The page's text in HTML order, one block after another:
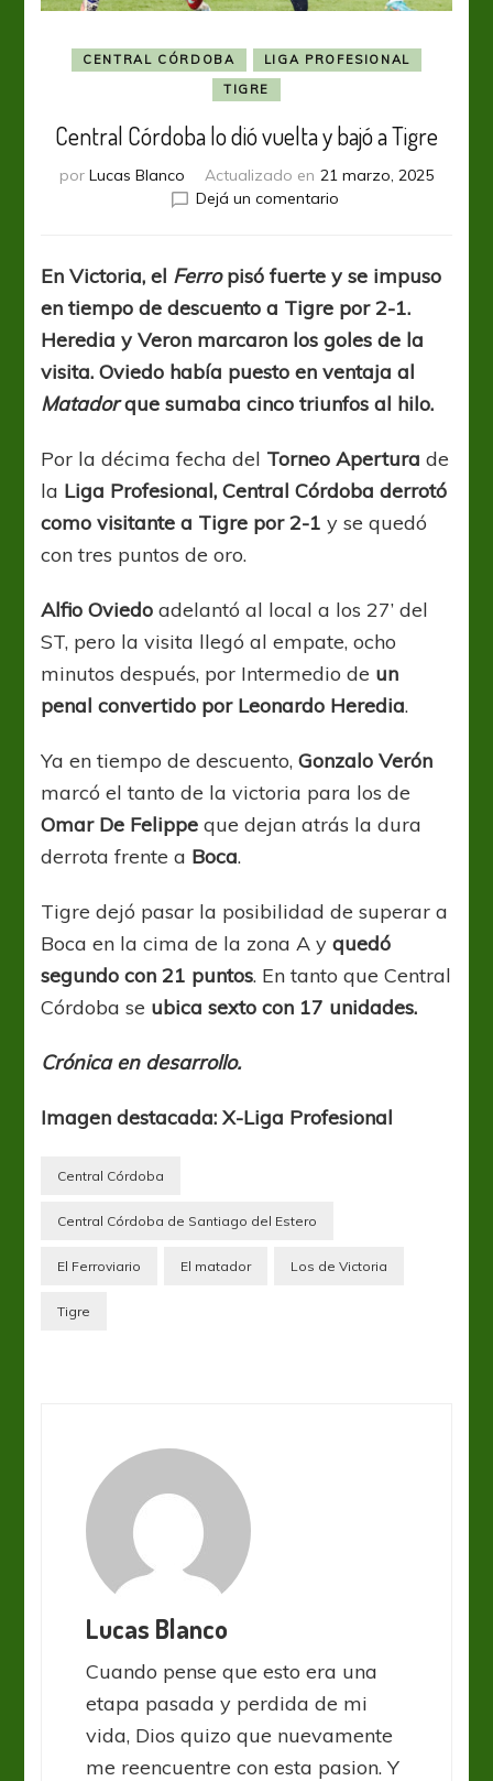
CENTRAL CÓRDOBA
LIGA PROFESIONAL
TIGRE
Central Córdoba lo dió vuelta y bajó a Tigre
por Lucas Blanco Actualizado en 21 marzo, 2025
Dejá un comentarioen
dió
vuelta
y
a
Tigre
En Victoria, el Ferropisó fuerte y se impuso
en tiempo de descuento a Tigre por 2-1.
Heredia y Veron marcaron los goles de la
visita. Oviedo había puesto en ventaja al
Matadorque sumaba cinco triunfos al hilo.
Por la décima fecha del Torneo Apertura de
la Liga Profesional, Central Córdoba derrotó
como visitante a Tigre por 2-1y se quedó
con tres puntos de oro.
Alfio Oviedo adelantó al local a los 27’ del
ST, pero la visita llegó al empate, ocho
minutos después, por Intermedio de un
penal convertido por Leonardo Heredia.
Ya en tiempo de descuento,Gonzalo Verón
marcó el tanto de la victoria para los de
Omar De Felippe que dejan atrás la dura
derrota frente a Boca.
Tigre dejó pasar la posibilidad de superar a
Boca en la cima de la zona A yquedó
segundo con 21 puntos. En tanto que Central
Córdoba se ubica sexto con 17 unidades.
Crónica en desarrollo.
Imagen destacada: X-Liga Profesional
Central Córdoba
Central Córdoba de Santiago del Estero
El Ferroviario El matador Los de Victoria
Tigre
Lucas Blanco
Cuando pense que esto era una
etapa pasada y perdida de mi
vida, Dios quizo que nuevamente
me reencuentre con esta pasion. Y